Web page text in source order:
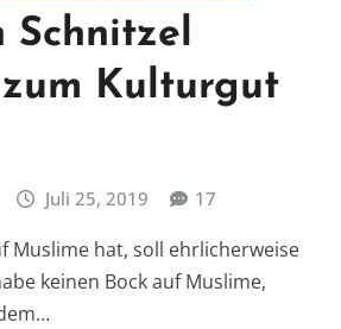
Schnitzel
Kulturgut
Juli 25, 2019 17
Muslime hat, soll ehrlicherweise
keinen Bock auf Muslime,